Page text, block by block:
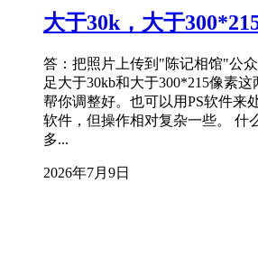
大于30k，大于
答：把照片上传到"陈记相馆"公
足大于30kb和大于300*215像素
帮你调整好。也可以用PS软件来
软件，但操作相对复杂一些。 什
多...
2026年7月9日